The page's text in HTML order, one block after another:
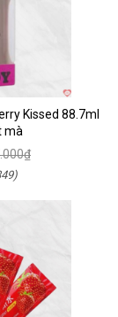
Kissed 88.7ml
mà